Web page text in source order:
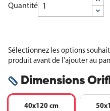
Quantité
Sélectionnez les options
produit avant de l'ajouter au
Dimensions
40x120 cm